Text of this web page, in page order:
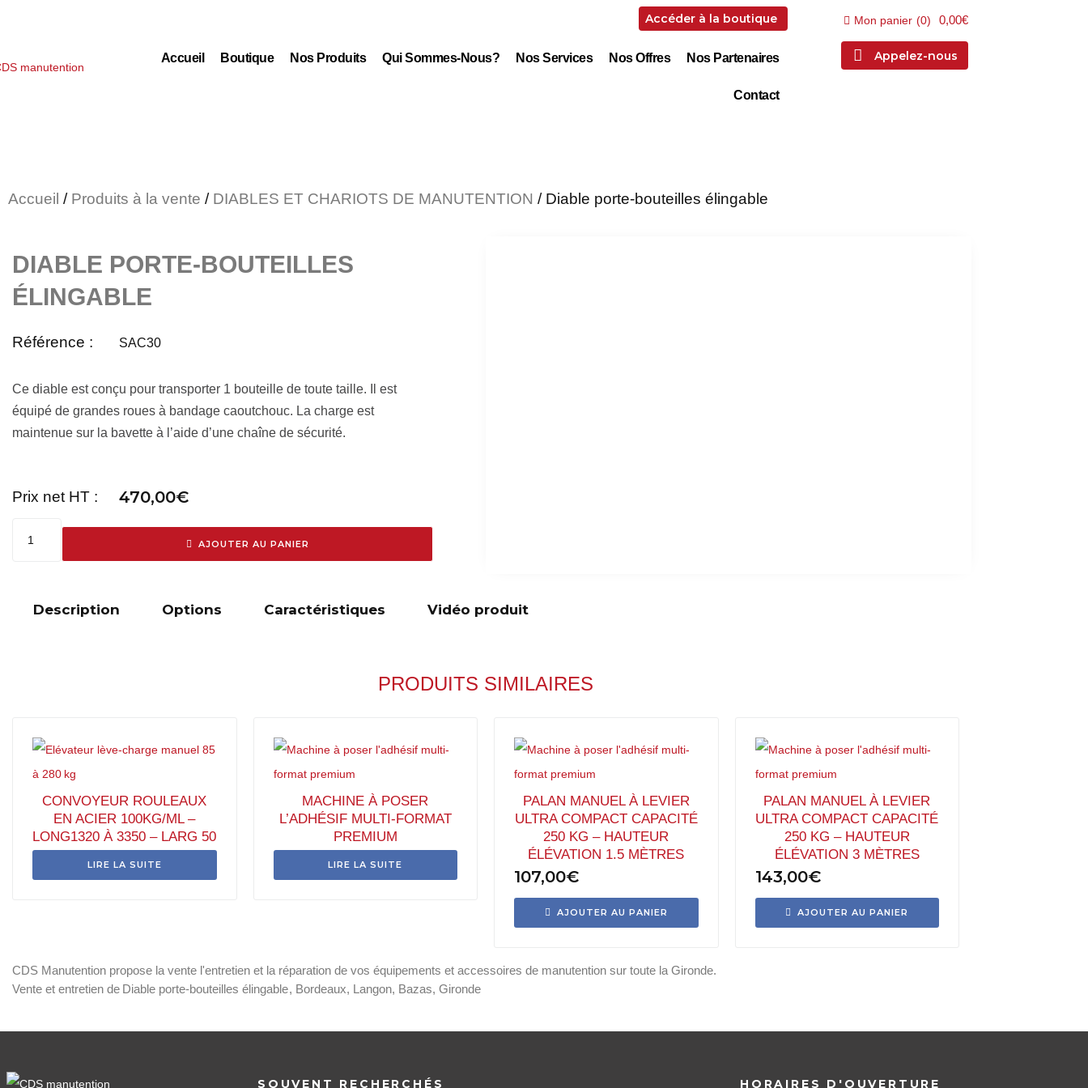
Accéder à la boutique
Accueil Boutique Nos Produits Qui Sommes-Nous? Nos Services Nos Offres Nos Partenaires
Contact
Mon panier (0) 0,00€
Appelez-nous
Accueil / Produits à la vente / DIABLES ET CHARIOTS DE MANUTENTION / Diable porte-bouteilles élingable
DIABLE PORTE-BOUTEILLES
ÉLINGABLE
Référence : SAC30
Ce diable est conçu pour transporter 1 bouteille de toute taille. Il est
équipé de grandes roues à bandage caoutchouc. La charge est
maintenue sur la bavette à l’aide d’une chaîne de sécurité.
Prix net HT : 470,00€
AJOUTER AU PANIER
Description Options Caractéristiques Vidéo produit
PRODUITS SIMILAIRES
CONVOYEUR ROULEAUX
EN ACIER 100KG/ML –
LONG1320 À 3350 – LARG 50
LIRE LA SUITE
MACHINE À POSER
L’ADHÉSIF MULTI-FORMAT
PREMIUM
LIRE LA SUITE
PALAN MANUEL À LEVIER
ULTRA COMPACT CAPACITÉ
250 KG – HAUTEUR
ÉLÉVATION 1.5 MÈTRES
107,00€
AJOUTER AU PANIER
PALAN MANUEL À LEVIER
ULTRA COMPACT CAPACITÉ
250 KG – HAUTEUR
ÉLÉVATION 3 MÈTRES
143,00€
AJOUTER AU PANIER
CDS Manutention propose la vente l'entretien et la réparation de vos équipements et accessoires de manutention sur toute la Gironde.
Vente et entretien de Diable porte-bouteilles élingable, Bordeaux, Langon, Bazas, Gironde
SOUVENT RECHERCHÉS HORAIRES D'OUVERTURE